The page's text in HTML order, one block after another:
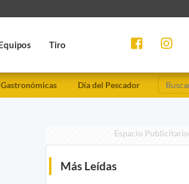
Tiro
Gastronómicas Día del Pescador
Espacio Publicitario
Más Leídas